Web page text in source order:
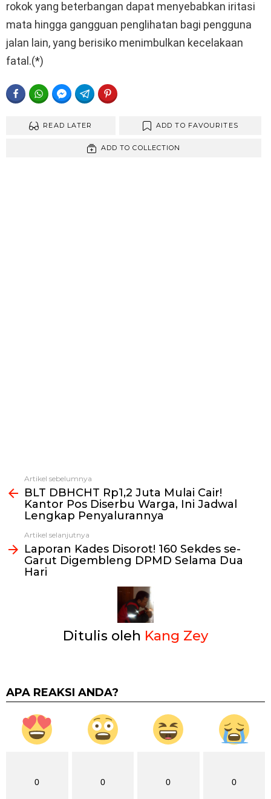
rokok yang beterbangan dapat menyebabkan iritasi
mata hingga gangguan penglihatan bagi pengguna
jalan lain, yang berisiko menimbulkan kecelakaan
fatal.(*)
FACEBOOKWHATSAPPFACEBOOK MESSENGER
TELEGRAM
READ LATER ADD TO FAVOURITES
ADD TO COLLECTION
Lihat
selengkapnya
Artikel sebelumnya
BLT DBHCHT Rp1,2 Juta Mulai Cair!
Kantor Pos Diserbu Warga, Ini Jadwal
Lengkap Penyalurannya
Artikel selanjutnya
Laporan Kades Disorot! 160 Sekdes se-
Garut Digembleng DPMD Selama Dua
Hari
Ditulis oleh Kang Zey
APA REAKSI ANDA?
0 0 0 0